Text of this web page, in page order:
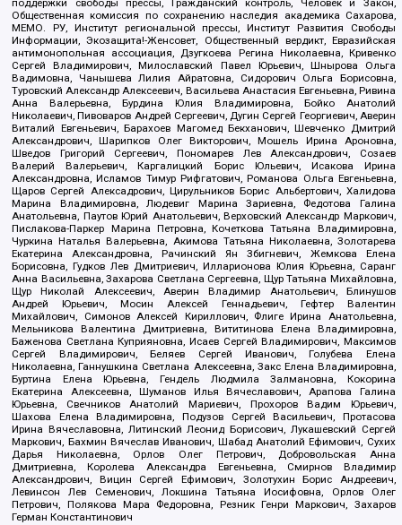
поддержки свободы прессы, Гражданский контроль, Человек и Закон,
Общественная комиссия по сохранению наследия академика Сахарова,
МЕМО. РУ, Институт региональной прессы, Институт Развития Свободы
Информации, Экозащита!-Женсовет, Общественный вердикт, Евразийская
антимонопольная ассоциация, Дзугкоева Регина Николаевна, Кривенко
Сергей Владимирович, Милославский Павел Юрьевич, Шнырова Ольга
Вадимовна, Чанышева Лилия Айратовна, Сидорович Ольга Борисовна,
Туровский Александр Алексеевич, Васильева Анастасия Евгеньевна, Ривина
Анна Валерьевна, Бурдина Юлия Владимировна, Бойко Анатолий
Николаевич, Пивоваров Андрей Сергеевич, Дугин Сергей Георгиевич, Аверин
Виталий Евгеньевич, Барахоев Магомед Бекханович, Шевченко Дмитрий
Александрович, Шарипков Олег Викторович, Мошель Ирина Ароновна,
Шведов Григорий Сергеевич, Пономарев Лев Александрович, Созаев
Валерий Валерьевич, Каргалицкий Борис Юльевич, Исакова Ирина
Александровна, Исламов Тимур Рифгатович, Романова Ольга Евгеньевна,
Щаров Сергей Алексадрович, Цирульников Борис Альбертович, Халидова
Марина Владимировна, Людевиг Марина Зариевна, Федотова Галина
Анатольевна, Паутов Юрий Анатольевич, Верховский Александр Маркович,
Пислакова-Паркер Марина Петровна, Кочеткова Татьяна Владимировна,
Чуркина Наталья Валерьевна, Акимова Татьяна Николаевна, Золотарева
Екатерина Александровна, Рачинский Ян Збигневич, Жемкова Елена
Борисовна, Гудков Лев Дмитриевич, Илларионова Юлия Юрьевна, Саранг
Анна Васильевна, Захарова Светлана Сергеевна, Щур Татьяна Михайловна,
Щур Николай Алексеевич, Аверин Владимир Анатольевич, Блинушов
Андрей Юрьевич, Мосин Алексей Геннадьевич, Гефтер Валентин
Михайлович, Симонов Алексей Кириллович, Флиге Ирина Анатольевна,
Мельникова Валентина Дмитриевна, Вититинова Елена Владимировна,
Баженова Светлана Куприяновна, Исаев Сергей Владимирович, Максимов
Сергей Владимирович, Беляев Сергей Иванович, Голубева Елена
Николаевна, Ганнушкина Светлана Алексеевна, Закс Елена Владимировна,
Буртина Елена Юрьевна, Гендель Людмила Залмановна, Кокорина
Екатерина Алексеевна, Шуманов Илья Вячеславович, Арапова Галина
Юрьевна, Свечников Анатолий Мариевич, Прохоров Вадим Юрьевич,
Шахова Елена Владимировна, Подузов Сергей Васильевич, Протасова
Ирина Вячеславовна, Литинский Леонид Борисович, Лукашевский Сергей
Маркович, Бахмин Вячеслав Иванович, Шабад Анатолий Ефимович, Сухих
Дарья Николаевна, Орлов Олег Петрович, Добровольская Анна
Дмитриевна, Королева Александра Евгеньевна, Смирнов Владимир
Александрович, Вицин Сергей Ефимович, Золотухин Борис Андреевич,
Левинсон Лев Семенович, Локшина Татьяна Иосифовна, Орлов Олег
Петрович, Полякова Мара Федоровна, Резник Генри Маркович, Захаров
Герман Константинович